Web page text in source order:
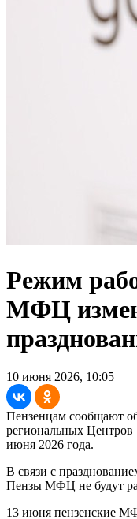
Режим
МФЦ
10 июня 2026, 10:05
Пензенцам сообщают
региональных
июня 2026 года.
В связи с
Пензы МФЦ не будут
13 июня пензенские